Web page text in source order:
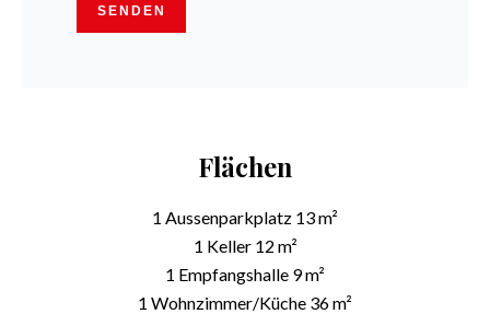
SENDEN
Flächen
1 Aussenparkplatz 13 m²
1 Keller 12 m²
1 Empfangshalle 9 m²
1 Wohnzimmer/Küche 36 m²